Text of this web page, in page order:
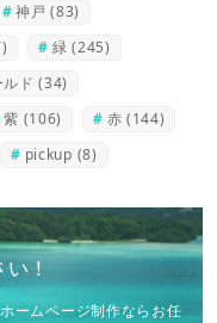
神戸 (83)
緑 (245)
ルド (34)
紫 (106) 赤 (144)
pickup (8)
い！
ームページ制作ならお任